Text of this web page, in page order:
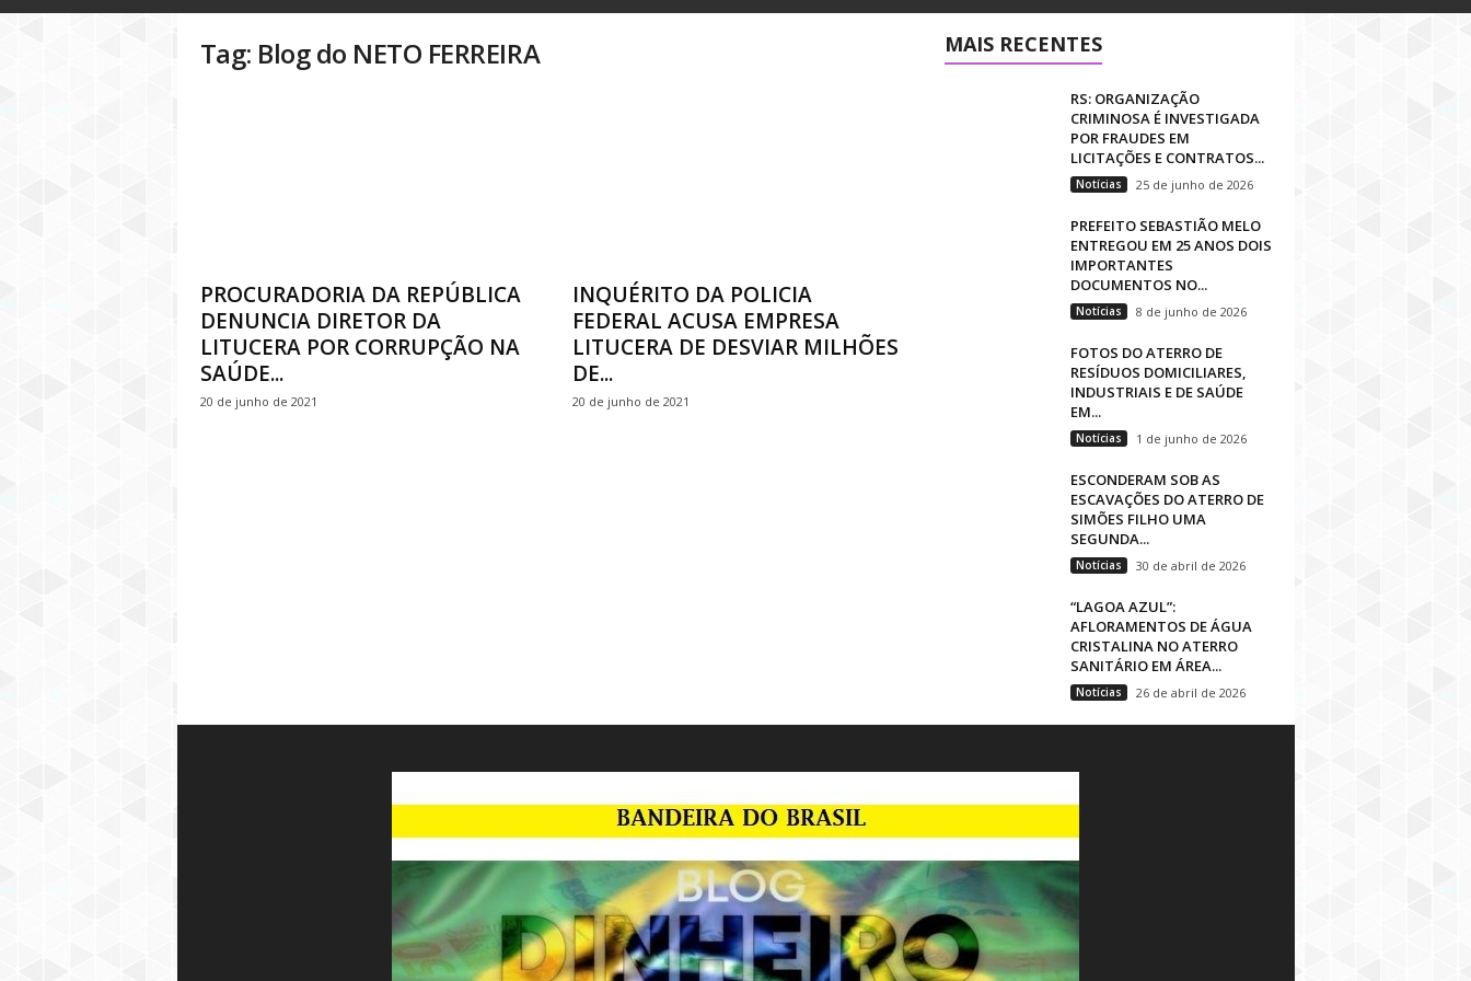
o
Tag: Blog do NETO FERREIRA
PROCURADORIA DA REPÚBLICA
DENUNCIA DIRETOR DA
LITUCERA POR CORRUPÇÃO NA
SAÚDE...
20 de junho de 2021
INQUÉRITO DA POLICIA
FEDERAL ACUSA EMPRESA
LITUCERA DE DESVIAR MILHÕES
DE...
20 de junho de 2021
MAIS RECENTES
RS: ORGANIZAÇÃO
CRIMINOSA É INVESTIGADA
POR FRAUDES EM
LICITAÇÕES E CONTRATOS...
Notícias 25 de junho de 2026
PREFEITO SEBASTIÃO MELO
ENTREGOU EM 25 ANOS DOIS
IMPORTANTES
DOCUMENTOS NO...
Notícias 8 de junho de 2026
FOTOS DO ATERRO DE
RESÍDUOS DOMICILIARES,
INDUSTRIAIS E DE SAÚDE
EM...
Notícias 1 de junho de 2026
ESCONDERAM SOB AS
ESCAVAÇÕES DO ATERRO DE
SIMÕES FILHO UMA
SEGUNDA...
Notícias 30 de abril de 2026
“LAGOA AZUL”:
AFLORAMENTOS DE ÁGUA
CRISTALINA NO ATERRO
SANITÁRIO EM ÁREA...
Notícias 26 de abril de 2026